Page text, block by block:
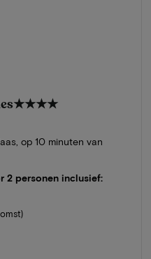
★★★★
op 10 minuten van
2 personen inclusief: